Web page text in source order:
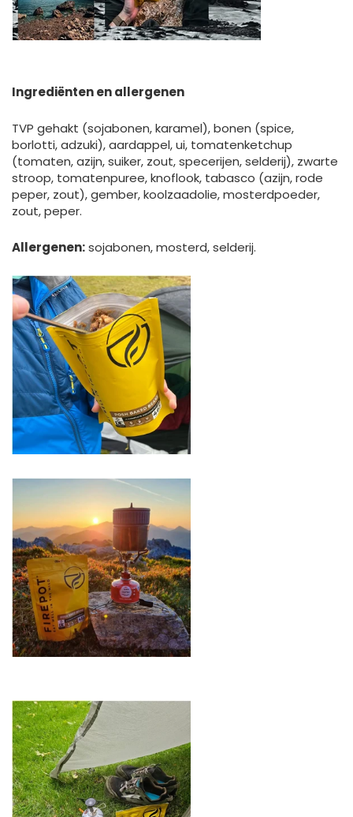
Ingrediënten en allergenen
TVP gehakt (sojabonen, karamel), bonen (spice,
borlotti, adzuki), aardappel, ui, tomatenketchup
(tomaten, azijn, suiker, zout, specerijen, selderij), zwarte
stroop, tomatenpuree, knoflook, tabasco (azijn, rode
peper, zout), gember, koolzaadolie, mosterdpoeder,
zout, peper.
Allergenen:sojabonen, mosterd, selderij.